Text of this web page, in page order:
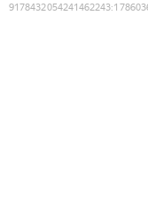
9178432054241462243: